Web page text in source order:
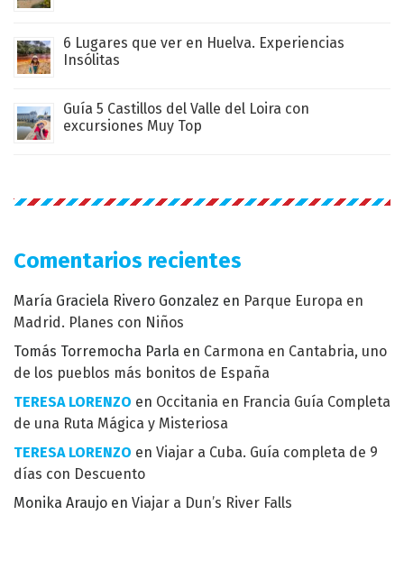
6 Lugares que ver en Huelva. Experiencias
Insólitas
Guía 5 Castillos del Valle del Loira con
excursiones Muy Top
Comentarios recientes
María Graciela Rivero Gonzalez en Parque Europa en
Madrid. Planes con Niños
Tomás Torremocha Parla en Carmona en Cantabria, uno
de los pueblos más bonitos de España
TERESA LORENZO en Occitania en Francia Guía Completa
de una Ruta Mágica y Misteriosa
TERESA LORENZO en Viajar a Cuba. Guía completa de 9
días con Descuento
Monika Araujo en Viajar a Dun’s River Falls